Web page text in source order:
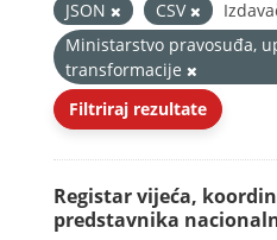
JSON
CSV
Ministarstvo pravosuđa,
transformacije
Filtriraj rezultate
Registar vijeća,
predstavnika